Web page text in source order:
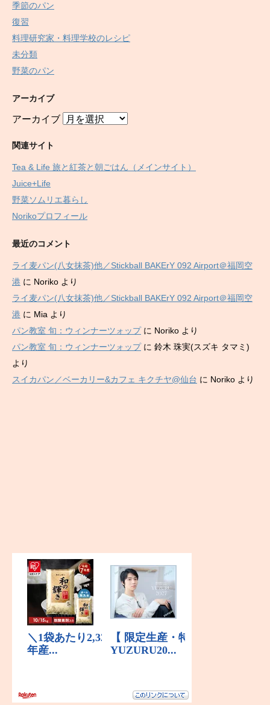
季節のパン
復習
料理研究家・料理学校のレシピ
未分類
野菜のパン
アーカイブ
アーカイブ
関連サイト
Tea & Life 旅と紅茶と朝ごはん（メインサイト）
Juice+Life
野菜ソムリエ暮らし
Norikoプロフィール
最近のコメント
ライ麦パン(八女抹茶)他／Stickball BAKErY 092 Airport＠福岡空
港 に Noriko より
ライ麦パン(八女抹茶)他／Stickball BAKErY 092 Airport＠福岡空
港 に Mia より
パン教室 旬：ウィンナーツォップに Noriko より
パン教室 旬：ウィンナーツォップに 鈴木 珠実(スズキ タマミ)
より
スイカパン／ベーカリー&カフェ キクチヤ@仙台 に Noriko より